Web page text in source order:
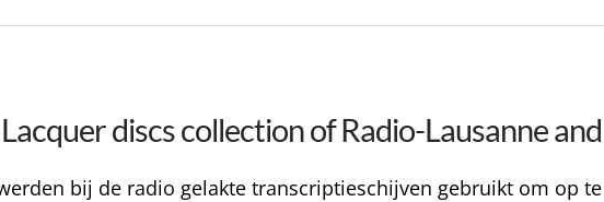
discs collection of Radio-Lausanne
bij de radio gelakte transcriptieschijven gebruikt om op